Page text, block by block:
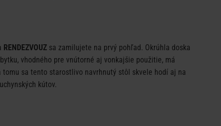
RENDEZVOUZ sa zamilujete na prvý pohľad. Okrúhla doska
vhodného pre vnútorné aj vonkajšie použitie, má
tomu sa tento starostlivo navrhnutý stôl skvele hodí aj na
kútov.